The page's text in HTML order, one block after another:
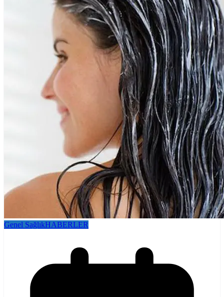
Genel SağlıkHABERLER